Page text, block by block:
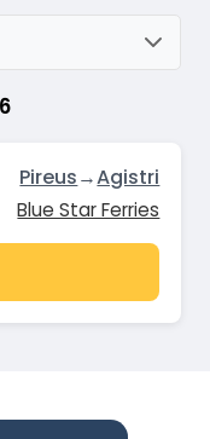
Pireus→Agistri
Blue Star Ferries